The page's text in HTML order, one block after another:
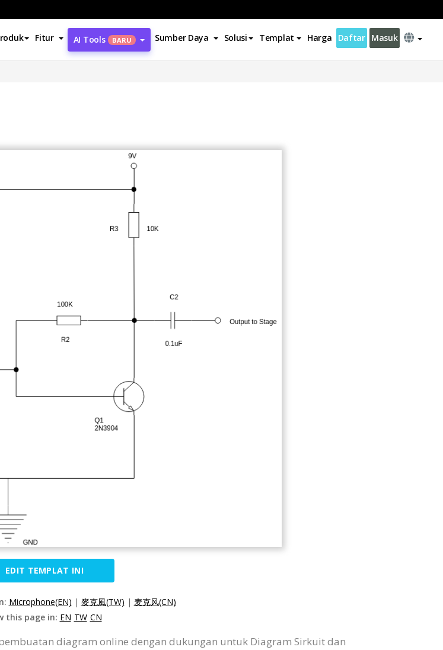
Fitur AI Tools BARU Sumber Daya Solusi Templat Harga Daftar Masuk
EDIT TEMPLAT INI
Microphone(EN) | 麥克風(TW) | 麦克风(CN)
this page in: EN TW CN
diagram online dengan dukungan untuk Diagram Sirkuit dan